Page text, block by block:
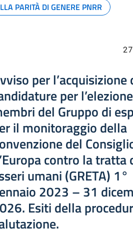
PARITÀ DI GENERE PNRR
per l’acquisizione
per
del Gruppo di
il monitoraggio della
del
contro la tratta
umani (GRETA) 1°
2023 – 31
Esiti della